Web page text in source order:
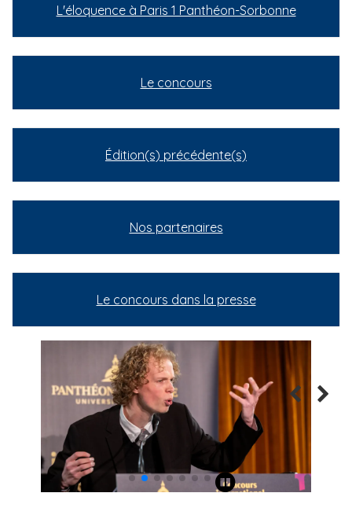
L'éloquence à Paris 1 Panthéon-Sorbonne
Le concours
Édition(s) précédente(s)
Nos partenaires
Le concours dans la presse